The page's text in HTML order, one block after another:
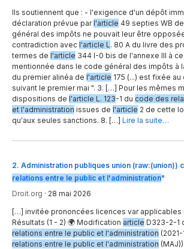
Ils soutiennent que : - l'exigence d'un dépôt
déclaration prévue parl'article 49 septies WB
général des impôts ne pouvait leur être
contradiction avec l'article L. 80 A du livre des
termes de l'article 344 I-0 bis de l'annexe III à
mentionnée dans le code général des impôts à
du premier alinéa de l'article 175 (...) est fixée
suivant le premier mai ". 3. […] Pour les mêmes
dispositions de l'article L. 123-1 du code des
et l'administration issues de l'article 2 de cette
qu'aux seules sanctions. 8. […] Lire la suite…
2. Administration publiques union (raw:(union))
relations entre le public et l'administration"
Droit.org · 28 mai 2026
[…] invitée prononcées licences var applicables
Résultats (1 - 2) 🌍 Modification article D323-2-1
relations entre le public et l'administration
relations entre le public et l'administration